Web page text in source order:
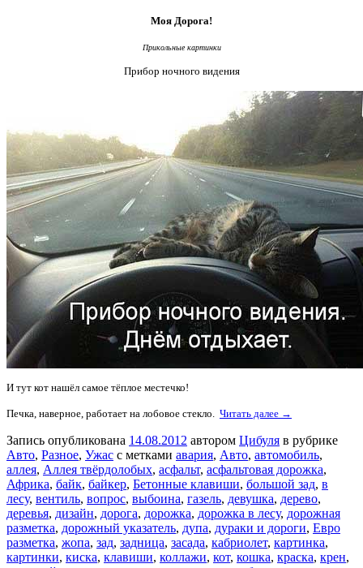
Моя Дорога!
Прикольные картинки
Прибор ночного видения
И тут кот нашёл самое тёплое местечко!
Печка, наверное, работает на лобовое стекло. Читать далее →
Запись опубликована 14.08.2012 автором Цибуля в рубрике
Авто, Разное, Ужас с метками авария, Авто, автомобиль,
аллея, Аллея твёрдолобых, асфальт, асфальтовая дорожка,
Африка, байк, байкер, Бетонные клавиши, большой зад, в
лесу, вентиль, вопрос, выбоина, газель, девушка, дерево,
деревья, дизайн, дорога, дорожка, дорожка в лесу, дорожная
разметка, дорожный указатель, дупа, дураки и дороги, Евро
разметка, жопа, зад, задница, засада, кабриолет, картинка,
картинки, киска, клавиши, коллажи, кот, кошка, краска, крен,